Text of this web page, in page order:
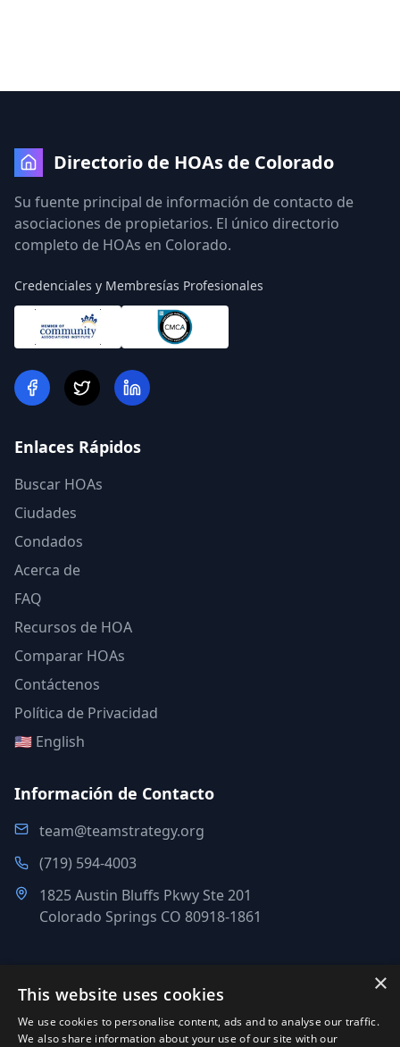
Directorio de HOAs de Colorado
Su fuente principal de información de contacto de
asociaciones de propietarios. El único directorio
completo de HOAs en Colorado.
Credenciales y Membresías Profesionales
Enlaces Rápidos
Buscar HOAs
Ciudades
Condados
Acerca de
FAQ
Recursos de HOA
Comparar HOAs
Contáctenos
Política de Privacidad
🇺🇸 English
Información de Contacto
team@teamstrategy.org
(719) 594-4003
1825 Austin Bluffs Pkwy Ste 201
Colorado Springs CO 80918-1861
Team Strategy Inc.
×
This website uses cookies
We use cookies to personalise content, ads and to analyse our traffic.
We also share information about your use of our site with our